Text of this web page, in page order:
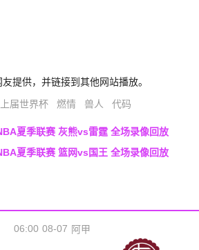
提供，并链接到其他网站播放。
上届世界杯 燃情 兽人 代码
夏季联赛 灰熊vs雷霆 全场录像回放
夏季联赛 篮网vs国王 全场录像回放
08-07
06:00 阿甲